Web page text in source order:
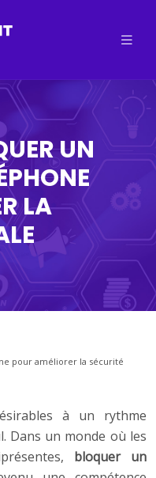
UN
LA
pour améliorer la sécurité
à un rythme
Dans un monde où les
bloquer un